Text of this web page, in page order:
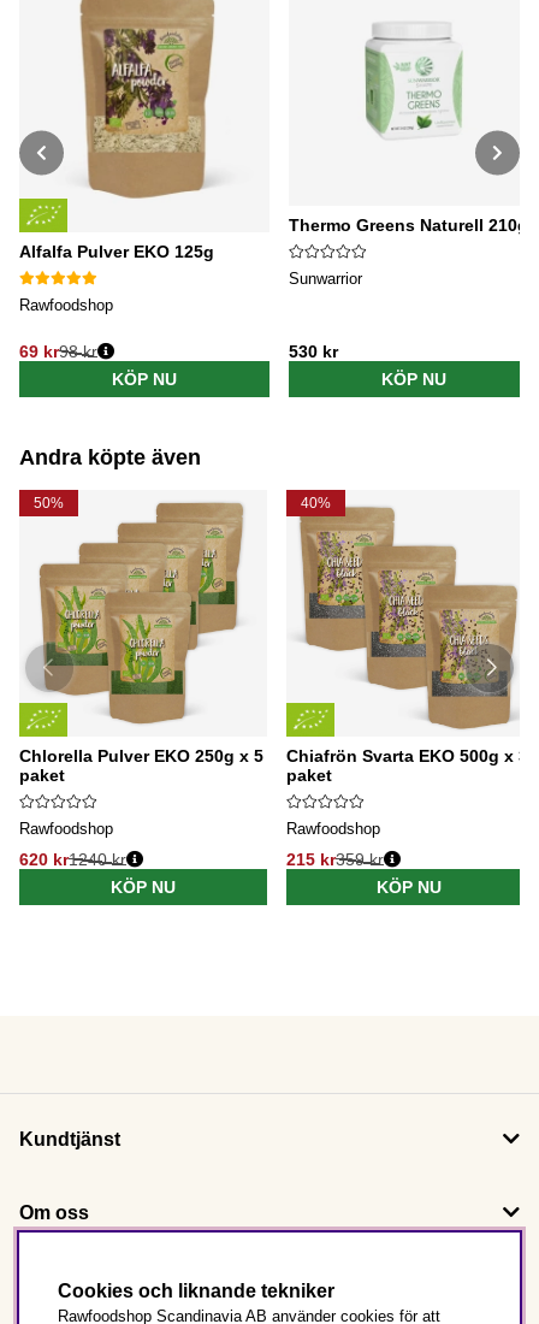
Alfalfa Pulver EKO 125g
Rawfoodshop
69 kr
Ordinarie pris:
98 kr
KÖP NU
Thermo Greens Naturell 210g
Sunwarrior
530 kr
KÖP NU
Andra köpte även
50%
Chlorella Pulver EKO 250g x 5
paket
Rawfoodshop
620 kr1240 kr
KÖP NU
40%
Chiafrön Svarta EKO 500g x 3
paket
Rawfoodshop
215 kr359 kr
KÖP NU
Kundtjänst
Om oss
Följ oss
Cookies och liknande tekniker
Rawfoodshop Scandinavia AB använder cookies för att